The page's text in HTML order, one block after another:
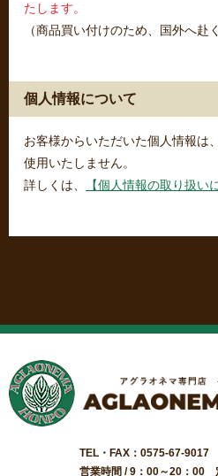
たします。
（商品買い付けのため、国外へ赴
個人情報について
お客様からいただいた個人情報は
使用いたしません。
詳しくは、
【個人情報の取り扱い
TEL・FAX：0575-67-9017
営業時間 / 9：00～20：00